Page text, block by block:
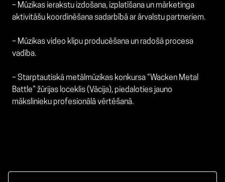
– Mūzikas ierakstu izdošana, izplatīšana un mārketinga
aktivitāšu koordinēšana sadarbībā ar ārvalstu partneriem.
– Mūzikas video klipu producēšana un radošā procesa
vadība.
–Starptautiskā metālmūzikas konkursa “Wacken Metal
Battle” žūrijas loceklis (Vācija), piedaloties jauno
mākslinieku profesionālā vērtēšanā.